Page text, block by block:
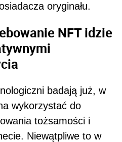
oryginału.
NFT idzie
badają już, w
wykorzystać do
tożsamości i
Niewątpliwe to w